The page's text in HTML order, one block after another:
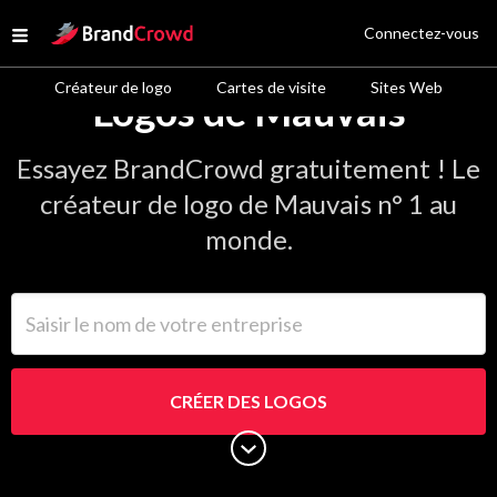
Open menu
Site Logo
Créateur de logo Cartes de visite Sites Web
Connectez-vous
Logos de Mauvais
Essayez BrandCrowd gratuitement ! Le
créateur de logo de Mauvais n° 1 au
monde.
CRÉER DES LOGOS